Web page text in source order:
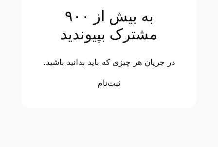
به بیش از ۹۰۰
مشترک بپیوندید
در جریان هر چیزی که باید بدانید باشید.
ثبت‌نام